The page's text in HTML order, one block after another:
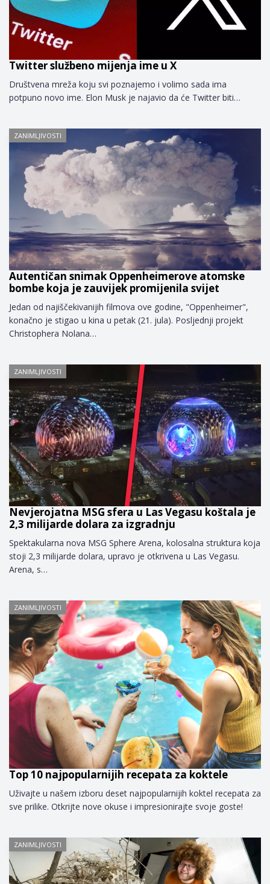
Twitter službeno mijenja ime u X
Društvena mreža koju svi poznajemo i volimo sada ima
potpuno novo ime. Elon Musk je najavio da će Twitter biti…
ZANIMLJIVOSTI
Autentičan snimak Oppenheimerove atomske
bombe koja je zauvijek promijenila svijet
Jedan od najiščekivanijih filmova ove godine, "Oppenheimer",
konačno je stigao u kina u petak (21. jula). Posljednji projekt
Christophera Nolana…
ZANIMLJIVOSTI
Nevjerojatna MSG sfera u Las Vegasu koštala je
2,3 milijarde dolara za izgradnju
Spektakularna nova MSG Sphere Arena, kolosalna struktura koja
stoji 2,3 milijarde dolara, upravo je otkrivena u Las Vegasu.
Arena, s…
ZANIMLJIVOSTI
Top 10 najpopularnijih recepata za koktele
Uživajte u našem izboru deset najpopularnijih koktel recepata za
sve prilike. Otkrijte nove okuse i impresionirajte svoje goste!
ZANIMLJIVOSTI